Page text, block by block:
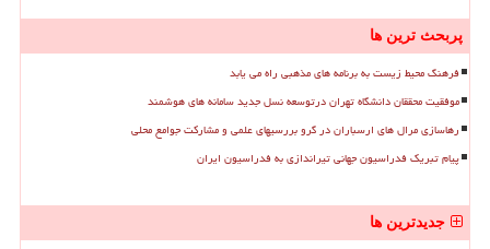
پربحث ترین ها
فرهنگ محیط زیست به برنامه های مذهبی راه می یابد
موفقیت محققان دانشگاه تهران درتوسعه نسل جدید سامانه های هوشمند
رهاسازی مرال های ارسباران در گرو بررسیهای علمی و مشارکت جوامع محلی
پیام تبریک فدراسیون جهانی تیراندازی به فدراسیون ایران
جدیدترین ها